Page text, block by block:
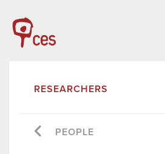
RESEARCHERS
PEOPLE